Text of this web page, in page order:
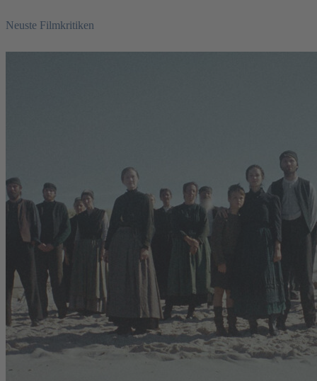
Neuste Filmkritiken